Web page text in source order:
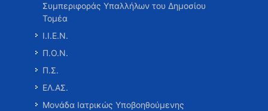
Συμπεριφοράς Υπαλλήλων του Δημοσίου
Τομέα
Ι.Ι.Ε.Ν.
Π.Ο.Ν.
Π.Σ.
ΕΛ.ΑΣ.
Μονάδα Ιατρικώς Υποβοηθούμενης